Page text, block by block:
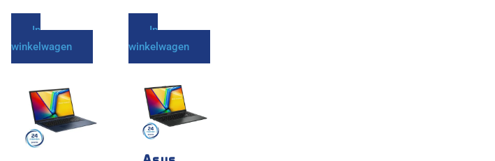
In
winkelwagen
In
winkelwagen
product
heeft
meerdere
variaties.
product
heeft
meerdere
variaties.